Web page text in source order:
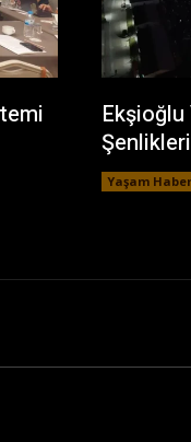
Ekşioğlu
Yaşam